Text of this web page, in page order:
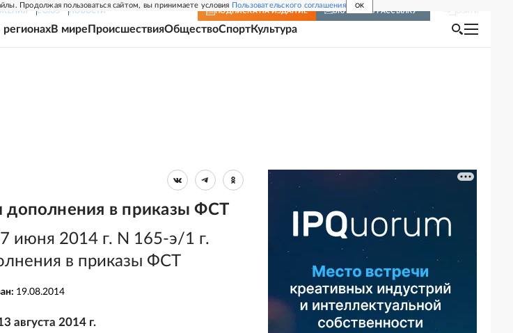
Продолжая пользоваться сайтом, вы принимаете условия Пользовательского соглашения OK
СОЮЗ НОВОСТИ ПОДПИСКА НА ИЗДАНИЕ ВКЛЮЧИТЬ РАССЫЛКУ
регионахВ мире ПроисшествияОбществоСпортКультура
дополнения в приказы ФСТ
июня 2014 г. N 165-э/1 г.
в приказы ФСТ
19.08.2014
августа 2014 г.